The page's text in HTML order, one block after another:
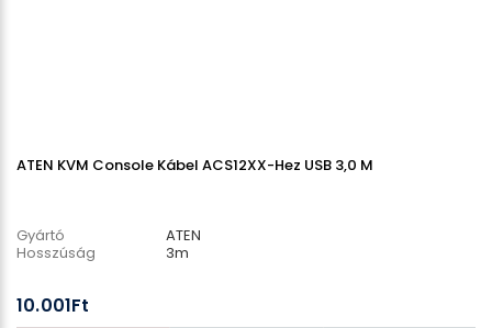
ATEN KVM Console Kábel ACS12XX-Hez USB 3,0 M
Gyártó
ATEN
Hosszúság
3m
10.001Ft